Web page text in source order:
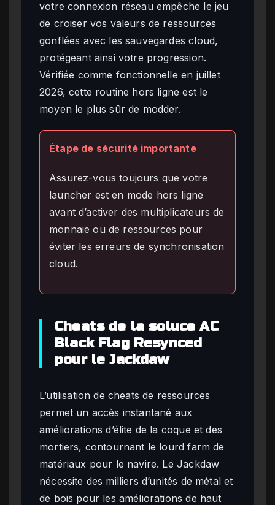
votre connexion réseau empêche le jeu
de croiser vos valeurs de ressources
gonflées avec les sauvegardes cloud,
protégeant ainsi votre progression.
Vérifiée comme fonctionnelle en juillet
2026, cette routine hors ligne est le
moyen le plus sûr de modder.
Étape de sécurité importante
Assurez-vous toujours que votre
launcher est en mode hors ligne
avant d’activer des multiplicateurs de
monnaie ou de ressources pour
éviter les erreurs de synchronisation
cloud.
Cheats de la soluce AC
Black Flag Resynced
pour le Jackdaw
L’utilisation de cheats de ressources
permet un accès instantané aux
améliorations d’élite de la coque et des
mortiers, contournant le lourd farm de
matériaux pour le navire. Le Jackdaw
nécessite des milliers d’unités de métal et
de bois pour les améliorations de haut